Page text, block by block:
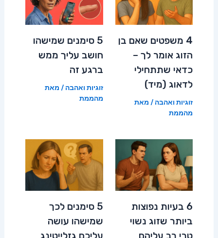
4 משפטים שאם בן
הזוג אומר לך –
כדאי שתתחילי
לדאוג (מיד)
זוגיות ואהבה / מאת
מהממת
5 סימנים שמישהו
חושב עליך ממש
ברגע זה
זוגיות ואהבה / מאת
מהממת
6 בעיות נפוצות
ביותר שזוג נשוי
5 סימנים לכך
שמישהו עושה